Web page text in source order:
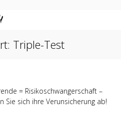
Triple-Test
= Risikoschwangerschaft –
Sie sich ihre Verunsicherung ab!